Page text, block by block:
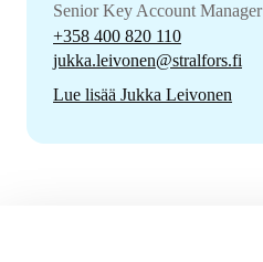
Senior Key Account Manager
+358 400 820 110
jukka.leivonen@stralfors.fi
Lue lisää Jukka Leivonen